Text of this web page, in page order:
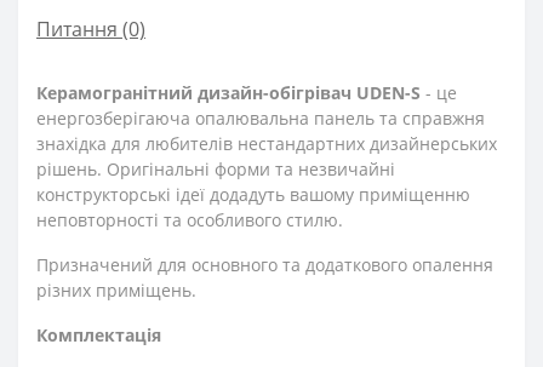
Питання (0)
Керамогранітний дизайн-обігрівач UDEN-S - це
енергозберігаюча опалювальна панель та справжня
знахідка для любителів нестандартних дизайнерських
рішень. Оригінальні форми та незвичайні
конструкторські ідеї додадуть вашому приміщенню
неповторності та особливого стилю.
Призначений для основного та додаткового опалення
різних приміщень.
Комплектація